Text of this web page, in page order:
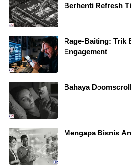
Berhenti Refresh
Rage-Baiting: Trik
Engagement
Bahaya
Mengapa Bisnis